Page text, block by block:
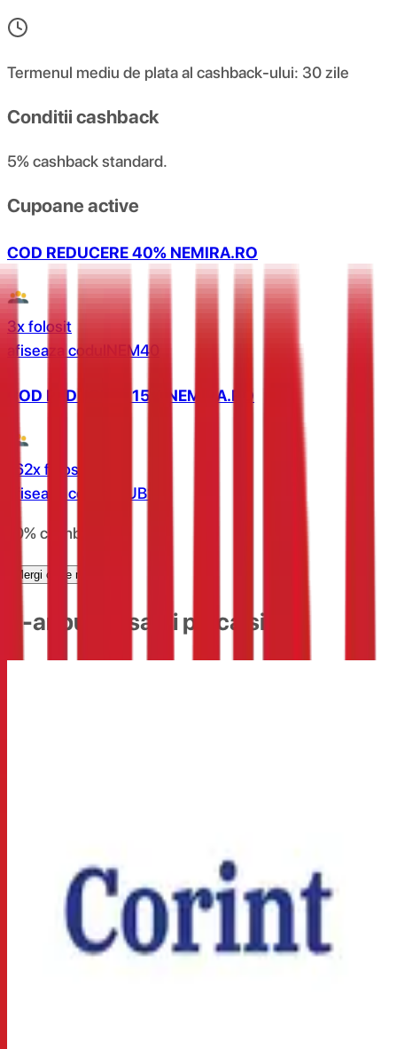
Termenul mediu de plata al cashback-ului: 30 zile
Conditii cashback
5% cashback standard.
Cupoane active
COD REDUCERE 40% NEMIRA.RO
3x folosit
afiseaza codul
NEM40
COD REDUCERE 15% NEMIRA.RO
162x folosit
afiseaza codul
CLUB15
10% cashback
Mergi catre magazin
S-ar putea sa-ti placa si...
4% cashback
12% cashback